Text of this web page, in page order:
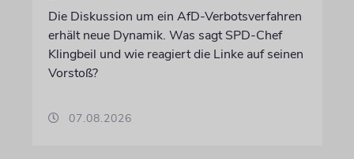
Die Diskussion um ein AfD-Verbotsverfahren
erhält neue Dynamik. Was sagt SPD-Chef
Klingbeil und wie reagiert die Linke auf seinen
Vorstoß?
07.08.2026